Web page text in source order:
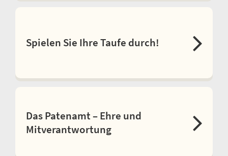
Spielen Sie Ihre Taufe durch!
Das Patenamt – Ehre und
Mitverantwortung